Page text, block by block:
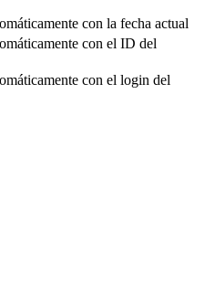
con la fecha actual
con el ID del
con el login del